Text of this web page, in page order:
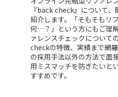
『back check』について
紹介します。「そもそもリ
何…？」という方にもご理
ァレンスチェックについて
checkの特徴、実績まで網
の採用手法以外の方法で面
用ミスマッチを防ぎたいと
すすめです。